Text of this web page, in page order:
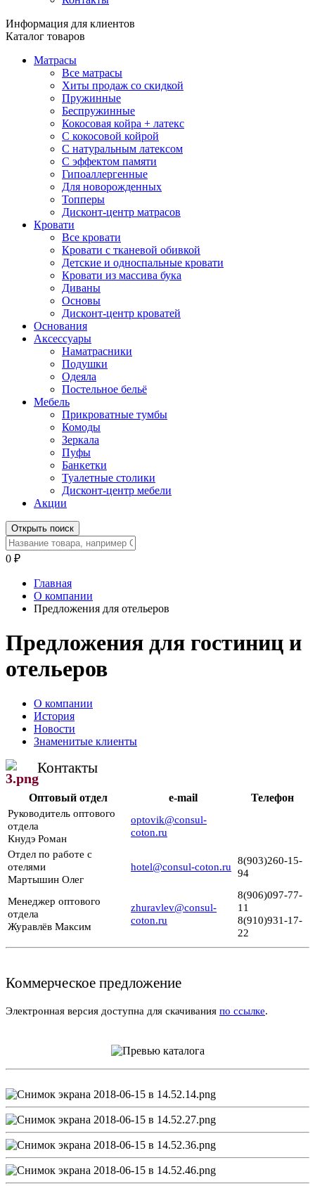
Информация для клиентов
Каталог товаров
Матрасы
Все матрасы
Хиты продаж со скидкой
Пружинные
Беспружинные
Кокосовая койра + латекс
С кокосовой койрой
С натуральным латексом
С эффектом памяти
Гипоаллергенные
Для новорожденных
Топперы
Дисконт-центр матрасов
Кровати
Все кровати
Кровати с тканевой обивкой
Детские и односпальные кровати
Кровати из массива бука
Диваны
Основы
Дисконт-центр кроватей
Основания
Аксессуары
Наматрасники
Подушки
Одеяла
Постельное бельё
Мебель
Прикроватные тумбы
Комоды
Зеркала
Пуфы
Банкетки
Туалетные столики
Дисконт-центр мебели
Акции
Открыть поиск
0 ₽
Главная
О компании
Предложения для отельеров
Предложения для гостиниц и
отельеров
О компании
История
Новости
Знаменитые клиенты
Контакты
Оптовый отдел e-mail Телефон
Руководитель оптового
отдела
Кнудэ Роман
optovik@consul-
coton.ru
Отдел по работе с
отелями
Мартышин Олег
hotel@consul-coton.ru
8(903)260-15-
94
Менеджер оптового
отдела
Журавлёв Максим
zhuravlev@consul-
coton.ru
8(906)097-77-
11
8(910)931-17-
22‬
Коммерческое предложение
Электронная версия доступна для скачивания по ссылке.